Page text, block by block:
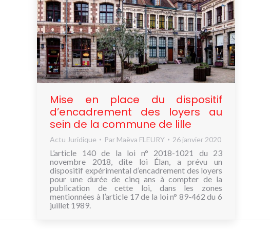
Mise en place du dispositif
d’encadrement des loyers au
sein de la commune de lille
Actu Juridique Par Maëva FLEURY 26 janvier 2020
L’article 140 de la loi n° 2018-1021 du 23
novembre 2018, dite loi Élan, a prévu un
dispositif expérimental d’encadrement des loyers
pour une durée de cinq ans à compter de la
publication de cette loi, dans les zones
mentionnées à l’article 17 de la loi n° 89-462 du 6
juillet 1989.